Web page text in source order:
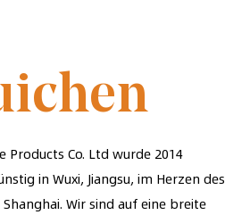
Products Co. Ltd wurde 2014
in Wuxi, Jiangsu, im Herzen des
Wir sind auf eine breite